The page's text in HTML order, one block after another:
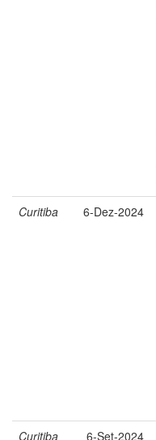
Curitiba 6-Dez-2024
Curitiba 6-Set-2024